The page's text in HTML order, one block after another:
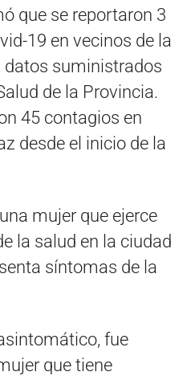
que se reportaron 3
19 en vecinos de la
datos suministrados
de la Provincia.
45 contagios en
desde el inicio de la
mujer que ejerce
la salud en la ciudad
síntomas de la
fue
que tiene